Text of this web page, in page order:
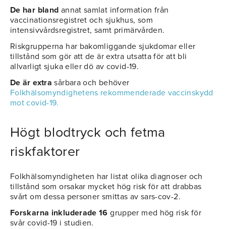
De har bland annat samlat information från
vaccinationsregistret och sjukhus, som
intensivvårdsregistret, samt primärvården.
Riskgrupperna har bakomliggande sjukdomar eller
tillstånd som gör att de är extra utsatta för att bli
allvarligt sjuka eller dö av covid-19.
De är extra sårbara och behöver
Folkhälsomyndighetens rekommenderade vaccinskydd
mot covid-19.
Högt blodtryck och fetma
riskfaktorer
Folkhälsomyndigheten har listat olika diagnoser och
tillstånd som orsakar mycket hög risk för att drabbas
svårt om dessa personer smittas av sars-cov-2.
Forskarna inkluderade 16 grupper med hög risk för
svår covid-19 i studien.